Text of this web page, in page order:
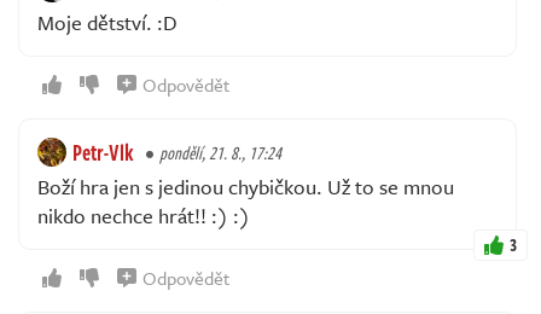
Moje dětství. :D
Odpovědět
Petr-Vlk pondělí, 21. 8., 17:24
Boží hra jen s jedinou chybičkou. Už to se mnou
nikdo nechce hrát!! :) :)
3
Odpovědět